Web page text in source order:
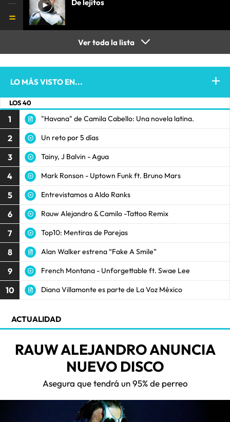
De lejitos
Ver toda la lista
LO MÁS VISTO EN...
LOS 40
1 "Havana" de Camila Cabello: Una novela latina.
2 Un reto por 5 días
3 Tainy, J Balvin - Agua
4 Mark Ronson - Uptown Funk ft. Bruno Mars
5 Entrevistamos a Aldo Ranks
6 Rauw Alejandro & Camilo -Tattoo Remix
7 Top10: Mentiras de Parejas
8 Alan Walker estrena “Fake A Smile”
9 French Montana - Unforgettable ft. Swae Lee
10 Diana Villamonte es parte de La Voz México
ACTUALIDAD
RAUW ALEJANDRO ANUNCIA
NUEVO DISCO
Asegura que tendrá un 95% de perreo